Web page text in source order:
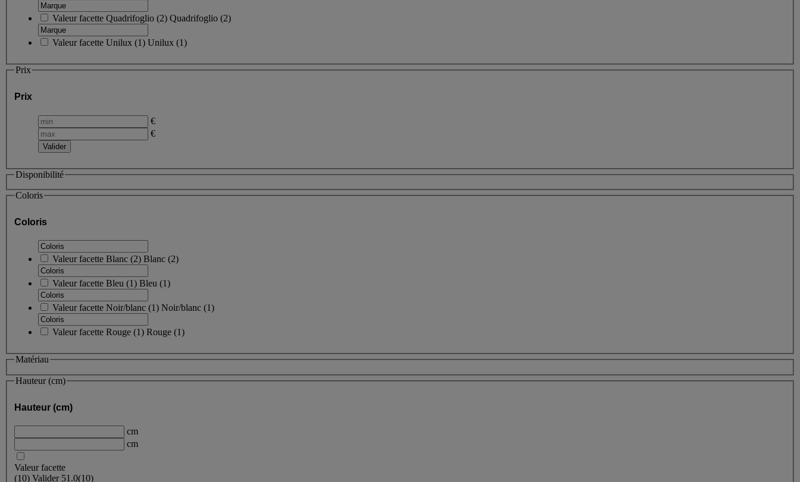
Valeur facette Quadrifoglio (2) Quadrifoglio (2)
Valeur facette Unilux (1) Unilux (1)
Prix
Prix
€
€
Disponibilité
Coloris
Coloris
Valeur facette Blanc (2) Blanc (2)
Valeur facette Bleu (1) Bleu (1)
Valeur facette Noir/blanc (1) Noir/blanc (1)
Valeur facette Rouge (1) Rouge (1)
Matériau
Hauteur (cm)
Hauteur (cm)
cm
cm
Valeur facette
(10) Valider 51.0(10)